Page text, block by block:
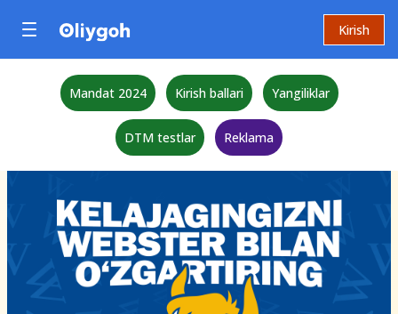
Kirish
Mandat 2024 Kirish ballari Yangiliklar
DTM testlar Reklama